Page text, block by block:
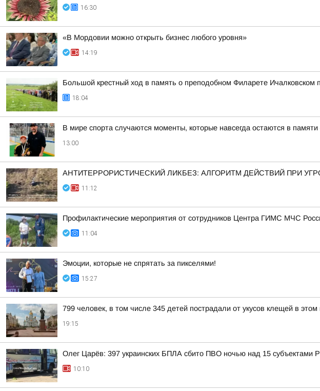
16:30
«В Мордовии можно открыть бизнес любого уровня»
14:19
Большой крестный ход в память о преподобном Филарете Ичалковском
18:04
В мире спорта случаются моменты, которые навсегда остаются в
13:00
АНТИТЕРРОРИСТИЧЕСКИЙ ЛИКБЕЗ: АЛГОРИТМ ДЕЙСТВИЙ ПРИ
11:12
Профилактические мероприятия от сотрудников Центра ГИМС МЧС
11:04
Эмоции, которые не спрятать за пикселями!
15:27
799 человек, в том числе 345 детей пострадали от укусов клещей в
19:15
Олег Царёв: 397 украинских БПЛА сбито ПВО ночью над 15 субъектами
10:10